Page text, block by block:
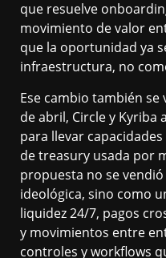
que resuelve
movimiento de valor
que la oportunidad ya
infraestructura, no
Ese cambio también
de abril, Circle y
para llevar capacidades
de treasury usada por
propuesta no se
ideológica, sino como
liquidez 24/7, pagos
y movimientos entre
controles y workflows